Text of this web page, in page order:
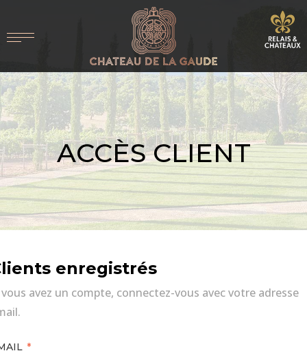
ACCÈS CLIENT
enregistrés
vous avez un compte, connectez-vous avec votre adresse